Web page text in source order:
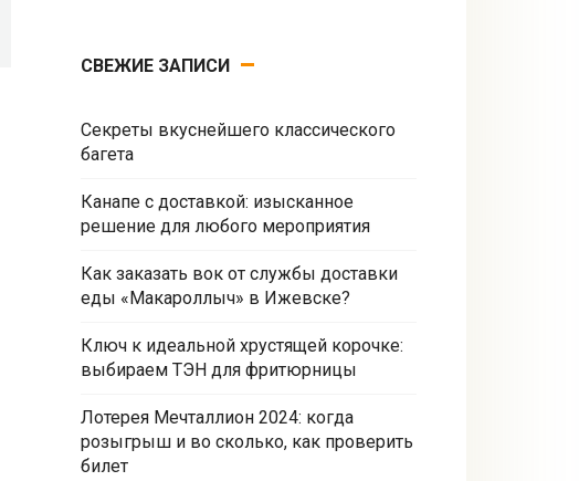
СВЕЖИЕ ЗАПИСИ
Секреты вкуснейшего классического
багета
Канапе с доставкой: изысканное
решение для любого мероприятия
Как заказать вок от службы доставки
еды «Макароллыч» в Ижевске?
Ключ к идеальной хрустящей корочке:
выбираем ТЭН для фритюрницы
Лотерея Мечталлион 2024: когда
розыгрыш и во сколько, как проверить
билет